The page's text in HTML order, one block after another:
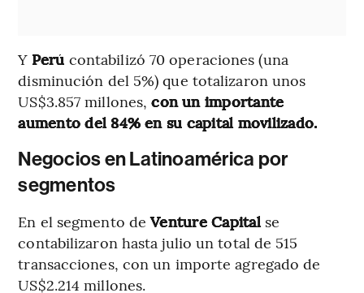
Y Perú contabilizó 70 operaciones (una
disminución del 5%) que totalizaron unos
US$3.857 millones,con un importante
aumento del 84% en su capital movilizado.
Negocios en Latinoamérica por
segmentos
En el segmento deVenture Capital se
contabilizaron hasta julio un total de 515
transacciones, con un importe agregado de
US$2.214 millones.